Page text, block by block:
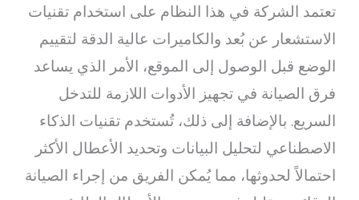
تعتمد الشركة في هذا النظام على استخدام تقنيات
الاستشعار عن بُعد والكاميرات عالية الدقة لتقييم
الوضع قبل الوصول إلى الموقع، الأمر الذي يساعد
فرق الصيانة في تجهيز الأدوات اللازمة للتدخل
السريع. بالإضافة إلى ذلك، تُستخدم تقنيات الذكاء
الاصطناعي لتحليل البيانات وتحديد الأعطال الأكثر
احتمالاً لحدوثها، مما يُمكن الفريق من إجراء الصيانة